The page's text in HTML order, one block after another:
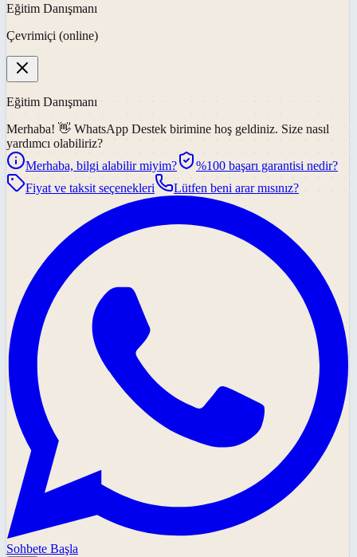
Eğitim Danışmanı
Çevrimiçi (online)
Eğitim Danışmanı
Merhaba! 👋 WhatsApp Destek birimine hoş geldiniz. Size nasıl
yardımcı olabiliriz?
Merhaba, bilgi alabilir miyim?
%100 başarı garantisi nedir?
Fiyat ve taksit seçenekleri
Lütfen beni arar mısınız?
Sohbete Başla